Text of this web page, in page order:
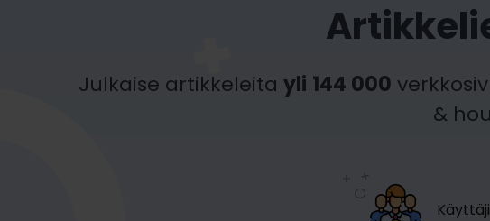
Julkaise artikkeleita yli 144 000
&